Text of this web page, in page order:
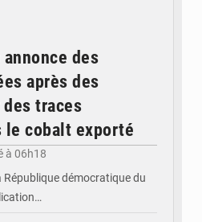
annonce des
après des
traces
le cobalt exporté
à 06h18
République démocratique du